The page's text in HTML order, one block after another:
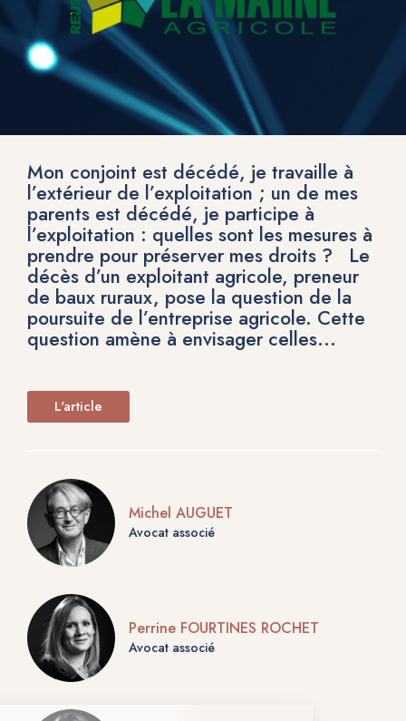
Mon conjoint est décédé, je travaille à
l’extérieur de l’exploitation ; un de mes
parents est décédé, je participe à
l’exploitation : quelles sont les mesures à
prendre pour préserver mes droits ? Le
décès d’un exploitant agricole, preneur
de baux ruraux, pose la question de la
poursuite de l’entreprise agricole. Cette
question amène à envisager celles...
L'article
Michel AUGUET
Avocat associé
Perrine FOURTINES ROCHET
Avocat associé